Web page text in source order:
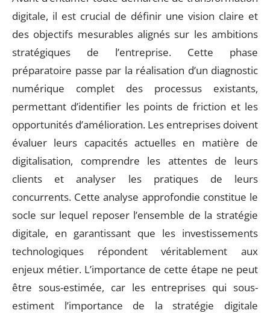
digitale, il est crucial de définir une vision claire et
des objectifs mesurables alignés sur les ambitions
stratégiques de l’entreprise. Cette phase
préparatoire passe par la réalisation d’un diagnostic
numérique complet des processus existants,
permettant d’identifier les points de friction et les
opportunités d’amélioration. Les entreprises doivent
évaluer leurs capacités actuelles en matière de
digitalisation, comprendre les attentes de leurs
clients et analyser les pratiques de leurs
concurrents. Cette analyse approfondie constitue le
socle sur lequel reposer l’ensemble de la stratégie
digitale, en garantissant que les investissements
technologiques répondent véritablement aux
enjeux métier. L’importance de cette étape ne peut
être sous-estimée, car les entreprises qui sous-
estiment l’importance de la stratégie digitale